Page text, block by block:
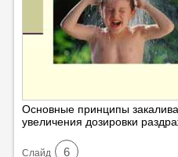
Основные принципы
увеличения дозировки
Cлайд 6